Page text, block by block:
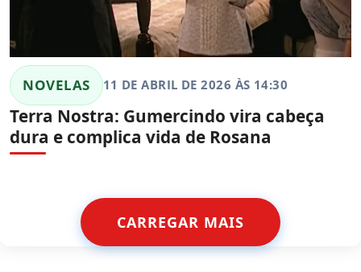
NOVELAS 11 DE ABRIL DE 2026 ÀS 14:30
Terra Nostra: Gumercindo vira cabeça
dura e complica vida de Rosana
CARREGAR MAIS